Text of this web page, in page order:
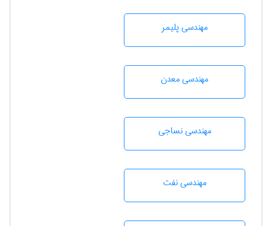
مهندسی پليمر
مهندسی معدن
مهندسي نساجی
مهندسی نفت